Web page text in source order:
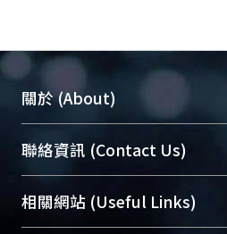
關於 (About)
臺大位居世界頂尖大學之列
展現本校豐碩的研究成果及
機構典藏（NTUR）與學術庫
台，成為臺大學術典藏NTU
聯絡資訊 (Contact Us)
總館學科館員(Main Library)
醫學圖書館學科館員
相關網站 (Useful Links)